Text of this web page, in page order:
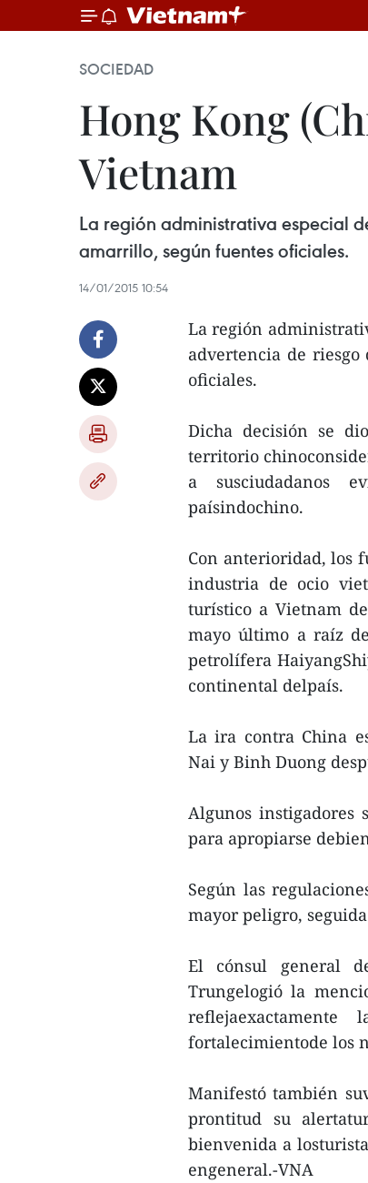
SOCIEDAD
Hong Kong
Vietnam
La región administrativa especial
amarrillo, según fuentes oficiales.
14/01/2015 10:54
La región
advertencia de
oficiales.
Dicha decisión se
territorio
a susciudadanos
paísindochino.
Con anterioridad, los
industria de ocio
turístico a Vietnam
mayo último a raíz
petrolífera
continental delpaís.
La ira contra China
Nai y Binh Duong
Algunos instigadores
para apropiarse
Según las
mayor peligro,
El cónsul general
Trungelogió la
fortalecimientode los
Manifestó también
prontitud su
bienvenida a
engeneral.-VNA